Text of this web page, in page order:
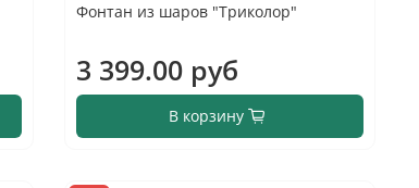
Фонтан из шаров "Триколор"
3 399.00 руб
В корзину